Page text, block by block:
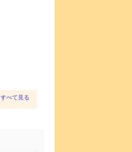
すべて見る